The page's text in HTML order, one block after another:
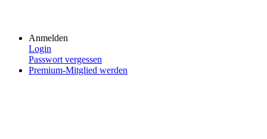
Anmelden
Login
Passwort vergessen
Premium-Mitglied werden